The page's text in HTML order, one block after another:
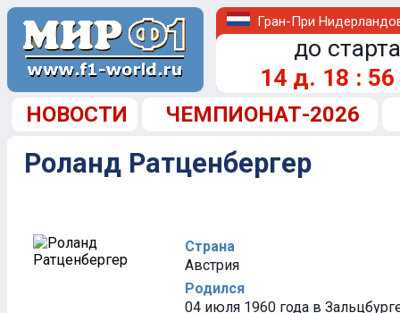
Гран-При
до
14 д. 18 : 56
НОВОСТИ ЧЕМПИОНАТ-2026
Роланд Ратценбергер
Страна
Австрия
Родился
04 июля 1960 года в